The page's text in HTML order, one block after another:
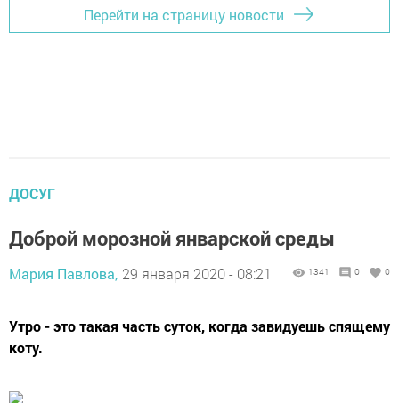
Перейти на страницу новости
ДОСУГ
Доброй морозной январской среды
Мария Павлова, 29 января 2020 - 08:21 1341 0 0
Утро - это такая часть суток, когда завидуешь спящему
коту.